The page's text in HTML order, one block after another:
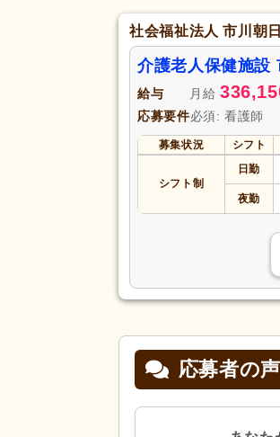
社会福祉法人 市川朝
介護老人保健施設
給与 月給
応募要件必須: 看護師
募集状況 シフト
シフト制
日勤
夜勤
応募者の声